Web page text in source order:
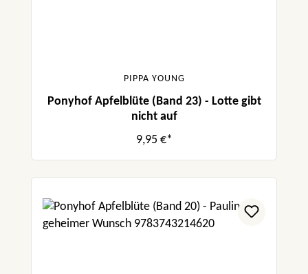
PIPPA YOUNG
Ponyhof Apfelblüte (Band 23) - Lotte gibt
nicht auf
9,95 €*